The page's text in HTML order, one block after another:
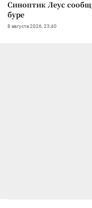
Синоптик Леус
буре
8 августа 2026, 23:40